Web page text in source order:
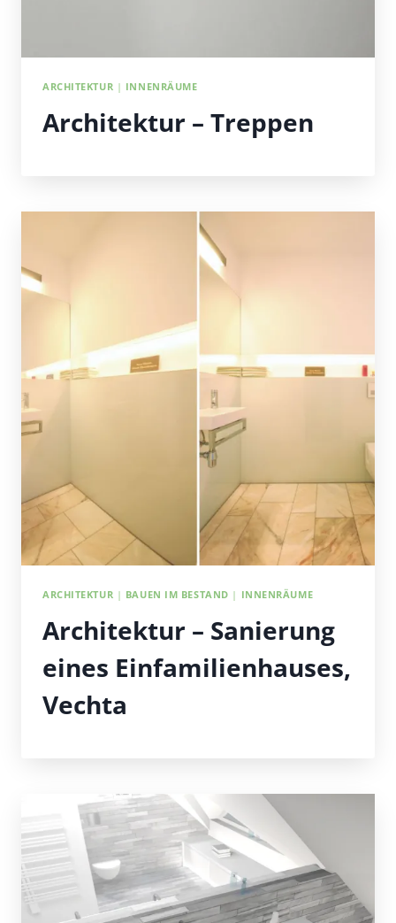
ARCHITEKTUR | INNENRÄUME
Architektur – Treppen
ARCHITEKTUR | BAUEN IM BESTAND | INNENRÄUME
Architektur – Sanierung
eines Einfamilienhauses,
Vechta